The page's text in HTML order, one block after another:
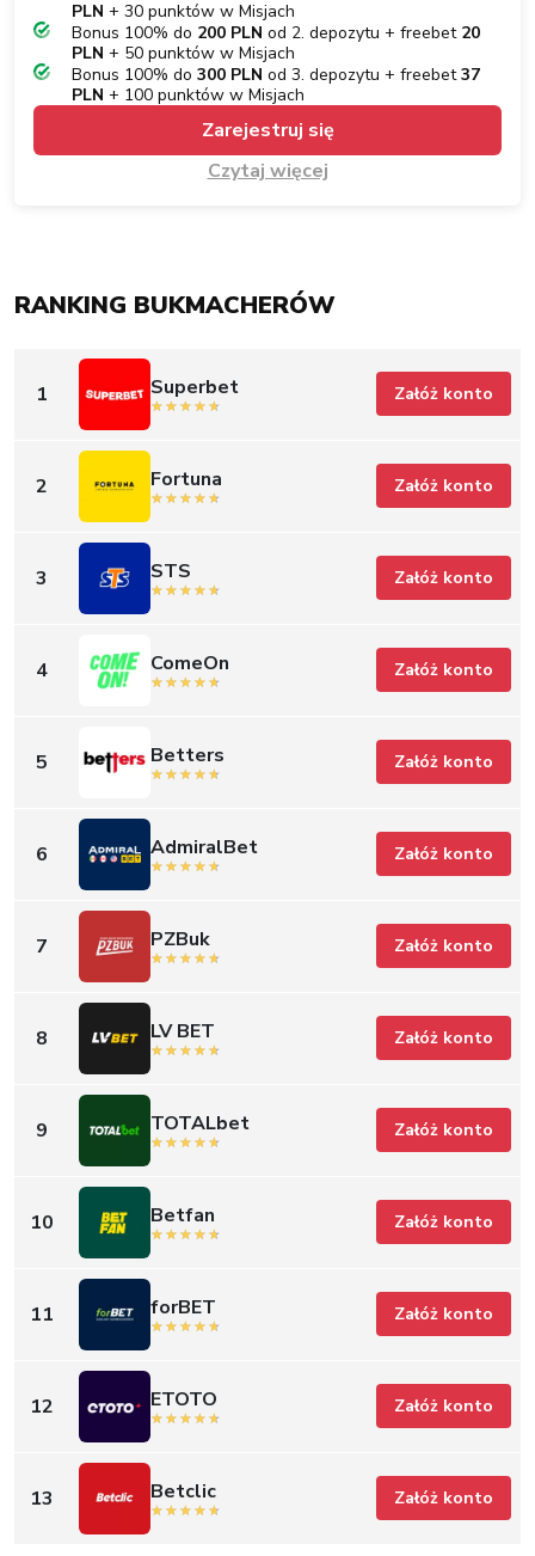
PLN + 30 punktów w Misjach
Bonus 100% do 200 PLN od 2. depozytu + freebet 20
PLN + 50 punktów w Misjach
Bonus 100% do 300 PLN od 3. depozytu + freebet37
PLN + 100 punktów w Misjach
Zarejestruj się
Czytaj więcej
RANKING BUKMACHERÓW
1 Superbet Załóż konto
2 Fortuna Załóż konto
3 STS Załóż konto
4 ComeOn Załóż konto
5 Betters Załóż konto
6 AdmiralBet Załóż konto
7 PZBuk Załóż konto
8 LV BET Załóż konto
9 TOTALbet Załóż konto
10 Betfan Załóż konto
11 forBET Załóż konto
12 ETOTO Załóż konto
13 Betclic Załóż konto